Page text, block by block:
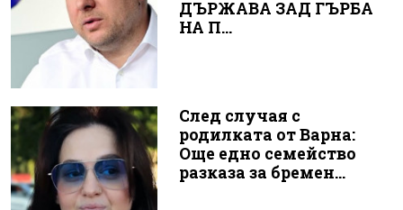
ДЪРЖАВА ЗАД ГЪРБА
НА П...
След случая с
родилката от Варна:
Още едно семейство
разказа за бремен...